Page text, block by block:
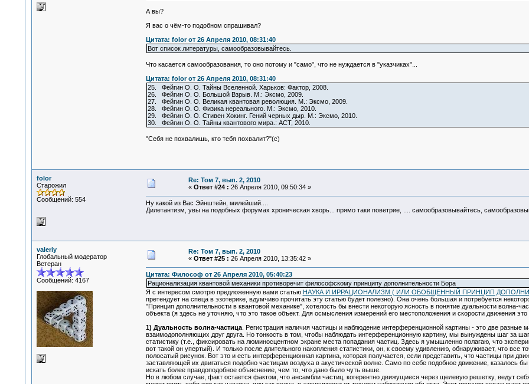
А вы?
Я вас о чём-то подобном спрашивал?
Цитата: folor от 26 Апреля 2010, 08:31:40
Вот список литературы, самообразовывайтесь.
Что касается самообразования, то оно потому и "само", что не нуждается в "указчиках"...
Цитата: folor от 26 Апреля 2010, 08:31:40
25. Фейгин О. О. Тайны Вселенной. Харьков: Фактор, 2008.
26. Фейгин О. О. Большой Взрыв. М.: Эксмо, 2009.
27. Фейгин О. О. Великая квантовая революция. М.: Эксмо, 2009.
28. Фейгин О. О. Физика нереального. М.: Эксмо, 2010.
29. Фейгин О. О. Стивен Хокинг. Гений черных дыр. М.: Эксмо, 2010.
30. Фейгин О. О. Тайны квантового мира.: АСТ, 2010.
"Себя не похвалишь, кто тебя похвалит?"(с)
folor
Старожил
Сообщений: 554
Re: Том 7, вып. 2, 2010
« Ответ #24 : 26 Апреля 2010, 09:50:34 »
Ну какой из Вас Эйнштейн, милейший....
Дилетантизм, увы на подобных форумах хроническая хворь... прямо таки поветрие, .... самообразовывайтесь,
valeriy
Глобальный модератор
Ветеран
Сообщений: 4167
Re: Том 7, вып. 2, 2010
« Ответ #25 : 26 Апреля 2010, 13:35:42 »
Цитата: Философ от 26 Апреля 2010, 05:40:23
Рационализация квантовой механики противоречит философскому принципу дополнительности Бора
Я с интересом смотрю предложенную вами статью НАУКА И ИРРАЦИОНАЛИЗМ ( ИЛИ ОБОБЩЕННЫЙ ПРИНЦИП
претендует на спеца в эзотерике, вдумчиво прочитать эту статью будет полезно). Она очень большая и потребуется
"Принцип дополнительности в квантовой механике", хотелость бы внести некоторую ясность в понятие дуальности волна-
объекта (я здесь не уточняю, что это такое объект. Для осмысления измерений его местоположения и скорости движения это
1) Дуальность волна-частица. Регистрация наличия частицы и наблюдение интерференционной картины - это две разные
взаимодополняющих друг друга. Но тонкость в том, чтобы наблюдать интерференционную картину, мы вынуждены шаг за
статистику (т.е., фиксировать на люминосцентном экране места попадания частиц. Здесь я умышленно полагаю, что
вот такой он упертый). И только после длительного накопления статистики, он, к своему удивлению, обнаруживает, что все
полосатый рисунок. Вот это и есть интерференционная картина, которая получается, если представить, что частицы при
заставляющей их двигаться подобно частицам воздуха в акустической волне. Само по себе подобное движение, казалось
искать более правдоподобное объяснение, чем то, что дано было чуть выше.
Но в любом случае, факт остается фактом, что ансамбли частиц, когерентно движущиеся через щелевую решетку, ведут